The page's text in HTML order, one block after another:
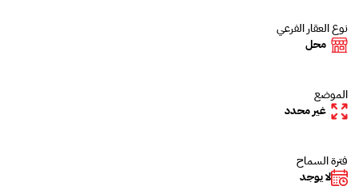
نوع العقار الفرعي
محل
الموضع
غير محدد
فترة السماح
لا يوجد